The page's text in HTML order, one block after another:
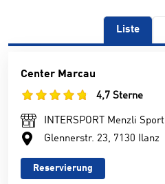
Liste
Center Marcau
4,7 Sterne
INTERSPORT Menzli Sport
Glennerstr. 23, 7130 Ilanz
Reservierung